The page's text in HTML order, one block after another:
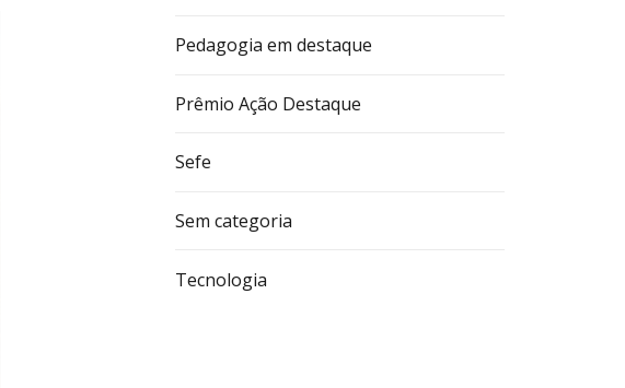
Pedagogia em destaque
Prêmio Ação Destaque
Sefe
Sem categoria
Tecnologia